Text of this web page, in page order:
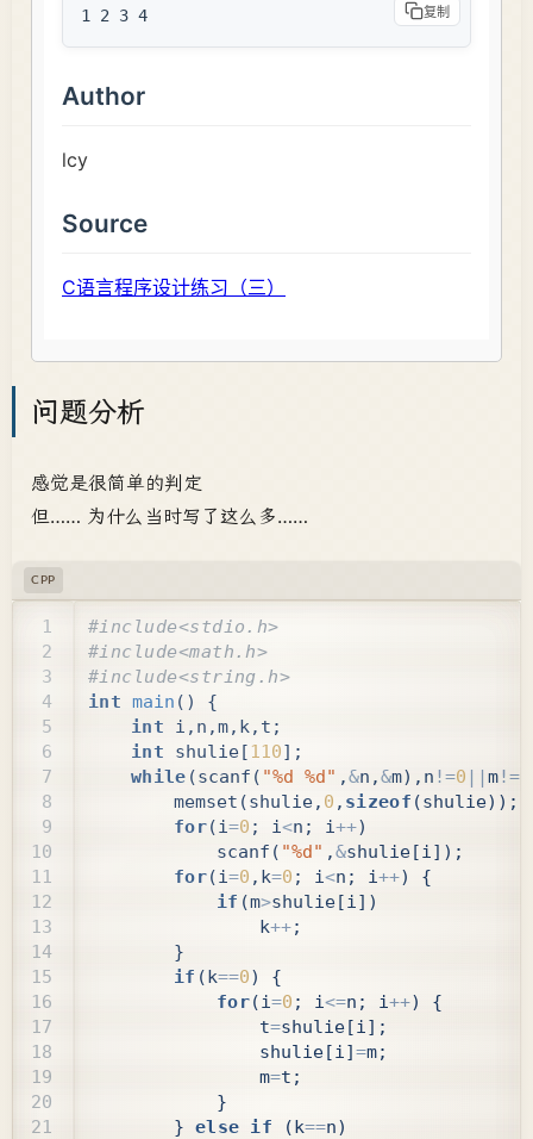
问题分析
感觉是很简单的判定
但…… 为什么当时写了这么多……
CPP
14
int main ()
{
int
i , n ,m, k, t ;
int
shulie[110];
while (scanf ( "%d %d" ,&n ,&m), n !=0 || m!=0
memset (shulie, 0 , sizeof (shulie));
for(i=0 ; i<n ; i++)
scanf ( "%d" ,&shulie[i]);
for(i=0 , k=0 ; i<n ; i++)
{
if (m>shulie[i])
k++;
}
if (k==0)
{
for(i=0 ; i<=n ; i++)
{
t=shulie[i];
shulie[i]=m;
m=t ;
}
} else if (k==n)